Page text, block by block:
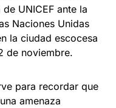
UNICEF ante la
Naciones Unidas
la ciudad escocesa
de noviembre.
para recordar que
amenaza